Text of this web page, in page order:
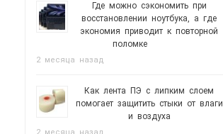
Где можно сэкономить при
восстановлении ноутбука, а где
экономия приводит к повторной
поломке
2 месяца назад
Как лента ПЭ с липким слоем
помогает защитить стыки от влаги
и воздуха